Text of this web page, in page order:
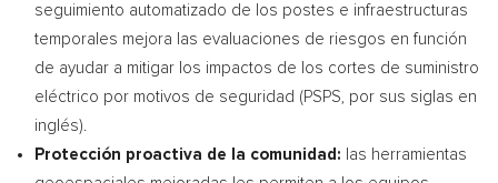
seguimiento automatizado de los postes e infraestructuras
temporales mejora las evaluaciones de riesgos en función
de ayudar a mitigar los impactos de los cortes de suministro
eléctrico por motivos de seguridad (PSPS, por sus siglas en
inglés).
Protección proactiva de la comunidad: las herramientas